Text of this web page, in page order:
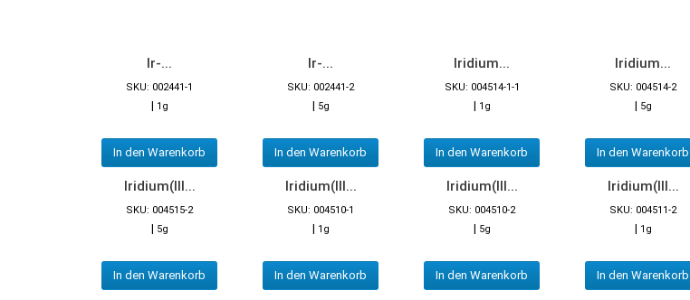
Ir-...
SKU: 002441-1
| 1g
In den Warenkorb
Ir-...
SKU: 002441-2
| 5g
In den Warenkorb
Iridium...
SKU: 004514-1-1
| 1g
In den Warenkorb
Iridium...
SKU: 004514-2
| 5g
In den Warenkorb
Iridium(III...
SKU: 004515-2
| 5g
In den Warenkorb
Iridium(III...
SKU: 004510-1
| 1g
In den Warenkorb
Iridium(III...
SKU: 004510-2
| 5g
In den Warenkorb
Iridium(III...
SKU: 004511-2
| 1g
In den Warenkorb